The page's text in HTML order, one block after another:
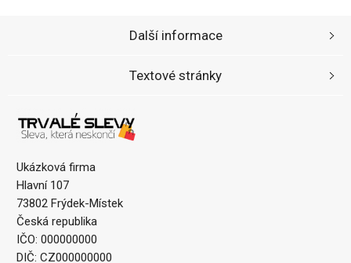
Ukázková firma
Hlavní 107
73802 Frýdek-Místek
Česká republika
IČO: 000000000
DIČ: CZ000000000
Další informace
Textové stránky